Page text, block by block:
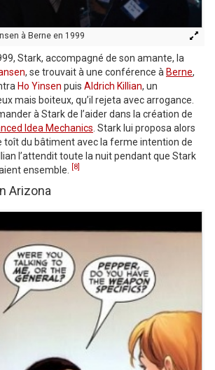
à Berne en 1999
Stark, accompagné de son amante, la
, se trouvait à une conférence à Berne,
Ho Yinsen puis Aldrich Killian, un
mais boiteux, qu’il rejeta avec arrogance.
à Stark de l’aider dans la création de
Idea Mechanics . Stark lui proposa alors
toît du bâtiment avec la ferme intention de
l’attendit toute la nuit pendant que Stark
ensemble.
[8]
Arizona